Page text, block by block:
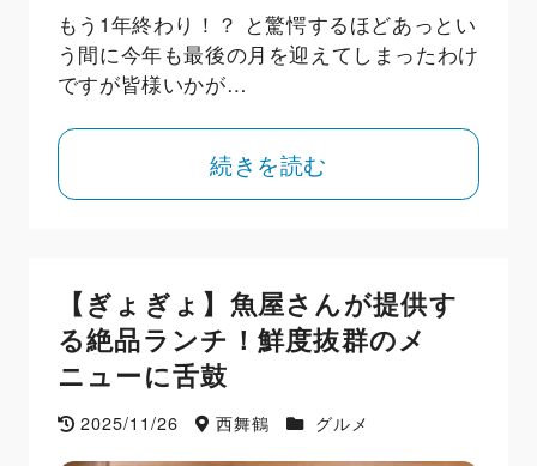
もう1年終わり！？ と驚愕するほどあっとい
う間に今年も最後の月を迎えてしまったわけ
ですが皆様いかが…
続きを読む
【ぎょぎょ】魚屋さんが提供す
る絶品ランチ！鮮度抜群のメ
ニューに舌鼓
2025/11/26 西舞鶴 グルメ